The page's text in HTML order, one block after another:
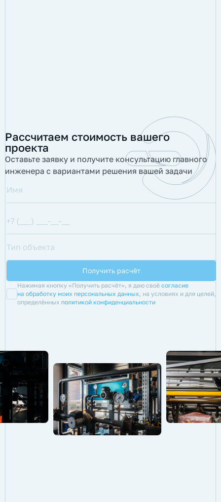
Рассчитаем стоимость вашего
проекта
Оставьте заявку и получите консультацию главного
инженера с вариантами решения вашей задачи
Нажимая кнопку «Получить расчёт», я даю своё согласие
на обработку моих персональных данных, на условиях и для целей,
определённых политикой конфиденциальности